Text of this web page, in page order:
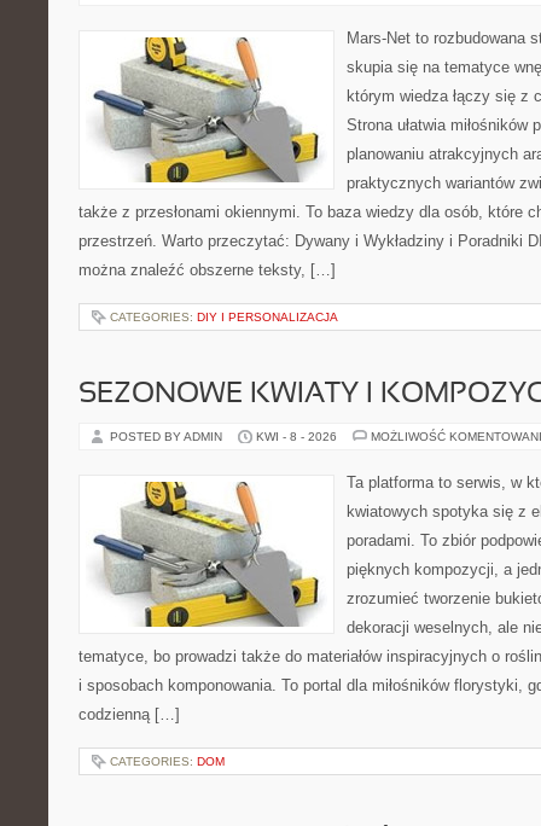
Mars-Net to rozbudowana
skupia się na tematyce
którym wiedza łączy się z
Strona ułatwia miłośników
planowaniu atrakcyjnych
praktycznych wariantów
także z przesłonami okiennymi. To baza wiedzy dla osób, które
przestrzeń. Warto przeczytać: Dywany i Wykładziny i Poradniki
można znaleźć obszerne teksty, […]
CATEGORIES: DIY I PERSONALIZACJA
SEZONOWE KWIATY I
POSTED BY ADMIN KWI - 8 - 2026 MOŻLIWOŚĆ
Ta platforma to serwis, w
kwiatowych spotyka się z
poradami. To zbiór
pięknych kompozycji, a
zrozumieć tworzenie
dekoracji weselnych, ale
tematyce, bo prowadzi także do materiałów inspiracyjnych o
i sposobach komponowania. To portal dla miłośników florystyki,
codzienną […]
CATEGORIES: DOM